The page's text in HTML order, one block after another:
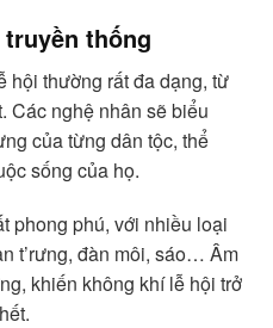
thống
hội thường rất đa dạng, từ
Các nghệ nhân sẽ biểu
của từng dân tộc, thể
sống của họ.
phong phú, với nhiều loại
t’rưng, đàn môi, sáo… Âm
khiến không khí lễ hội trở